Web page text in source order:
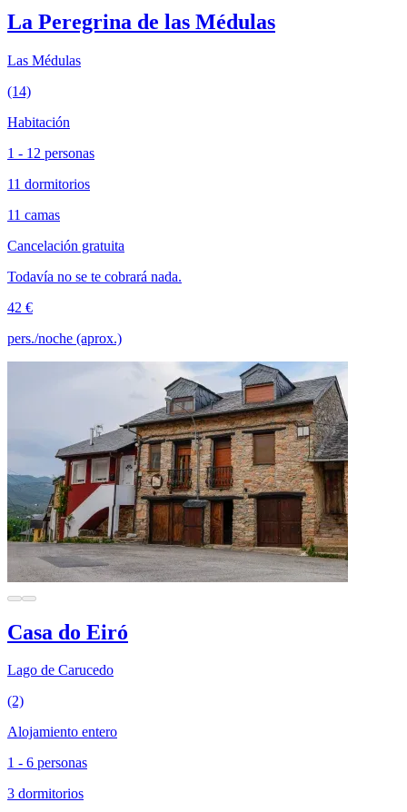
La Peregrina de las Médulas
Las Médulas
(14)
Habitación
1 - 12 personas
11 dormitorios
11 camas
Cancelación gratuita
Todavía no se te cobrará nada.
42 €
pers./noche (aprox.)
Casa do Eiró
Lago de Carucedo
(2)
Alojamiento entero
1 - 6 personas
3 dormitorios